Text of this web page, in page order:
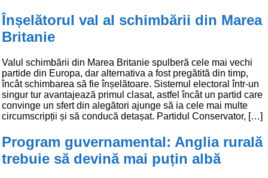
Înșelătorul val al schimbării din Marea
Britanie
Valul schimbării din Marea Britanie spulberă cele mai vechi
partide din Europa, dar alternativa a fost pregătită din timp,
încât schimbarea să fie înșelătoare. Sistemul electoral într-un
singur tur avantajează primul clasat, astfel încât un partid care
convinge un sfert din alegători ajunge să ia cele mai multe
circumscripții și să conducă detașat. Partidul Conservator, […]
Program guvernamental: Anglia rurală
trebuie să devină mai puțin albă